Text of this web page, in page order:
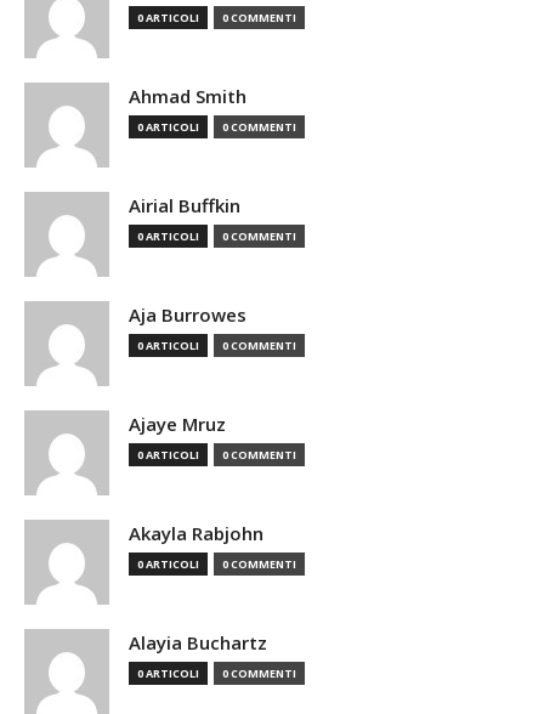
0 ARTICOLI 0 COMMENTI
Ahmad Smith
0 ARTICOLI 0 COMMENTI
Airial Buffkin
0 ARTICOLI 0 COMMENTI
Aja Burrowes
0 ARTICOLI 0 COMMENTI
Ajaye Mruz
0 ARTICOLI 0 COMMENTI
Akayla Rabjohn
0 ARTICOLI 0 COMMENTI
Alayia Buchartz
0 ARTICOLI 0 COMMENTI